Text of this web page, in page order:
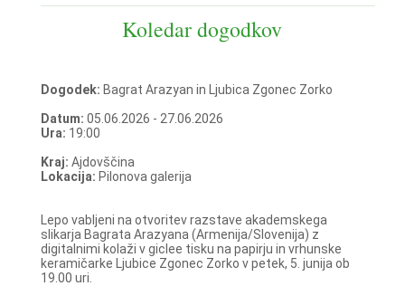
Koledar dogodkov
Dogodek: Bagrat Arazyan in Ljubica Zgonec Zorko
Datum: 05.06.2026 - 27.06.2026
Ura: 19:00
Kraj: Ajdovščina
Lokacija: Pilonova galerija
Lepo vabljeni na otvoritev razstave akademskega
slikarja Bagrata Arazyana (Armenija/Slovenija) z
digitalnimi kolaži v giclee tisku na papirju in vrhunske
keramičarke Ljubice Zgonec Zorko v petek, 5. junija ob
19.00 uri.